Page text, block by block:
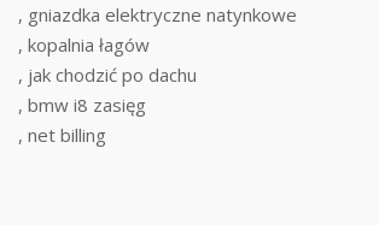
, gniazdka elektryczne natynkowe
, kopalnia łagów
, jak chodzić po dachu
, bmw i8 zasięg
, net billing